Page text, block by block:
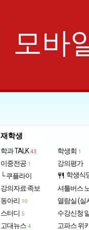
모바
재학생
학과 TALK 43
이중전공 1
└ 쿠플라이
강의자료·족보
동아리 10
스터디 5
고대뉴스 4
학생회 1
강의평가
restaurant 학생식
셔틀버스
열람실 (실
수강신청
고파스 위